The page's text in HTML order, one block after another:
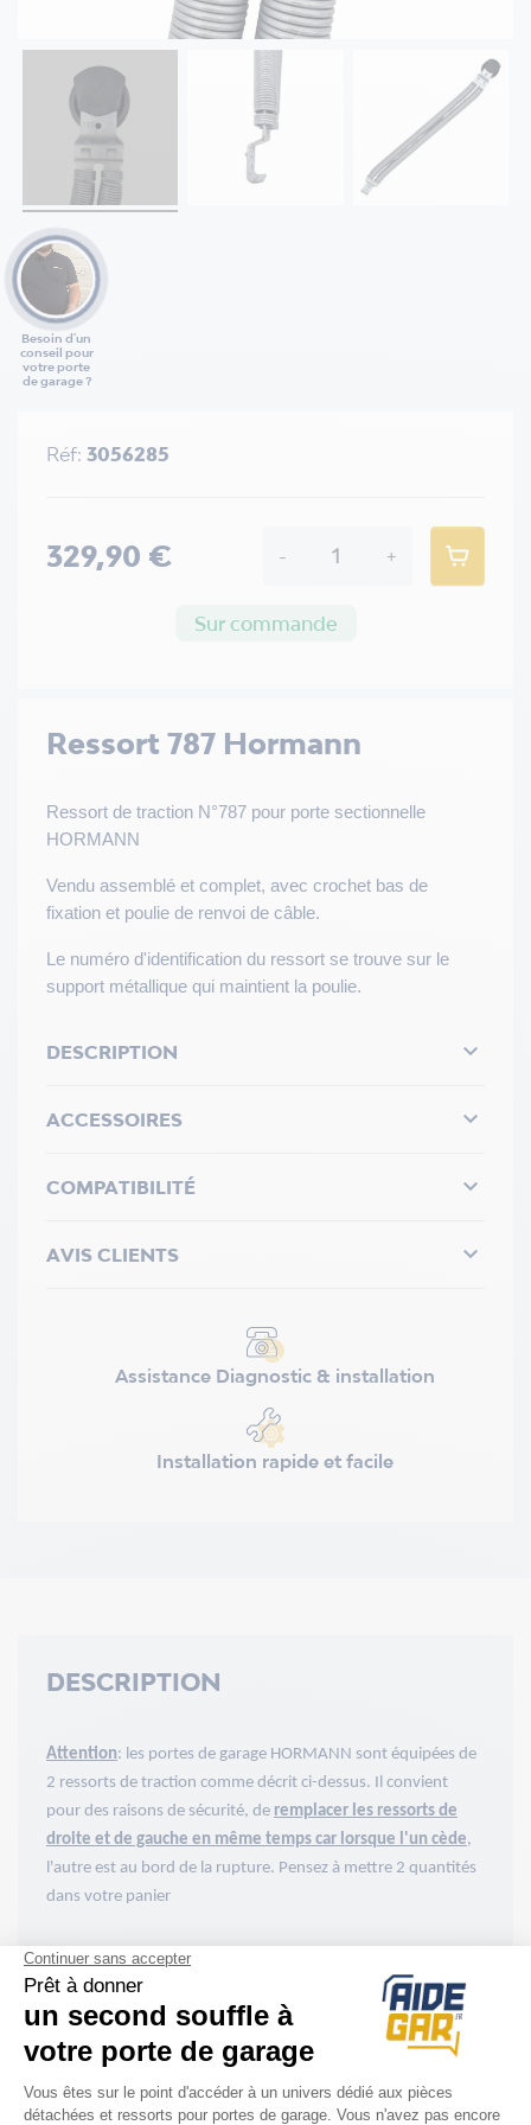
Besoin d'un
conseil pour
votre porte
de garage ?
Ressort 787 Hormann
Ressort de traction N°787 pour porte sectionnelle
HORMANN
Vendu assemblé et complet, avec crochet bas de
fixation et poulie de renvoi de câble.
Le numéro d'identification du ressort se trouve sur le
support métallique qui maintient la poulie.
DESCRIPTION 
ACCESSOIRES 
COMPATIBILITÉ 
AVIS CLIENTS 
Assistance Diagnostic & installation
Installation rapide et facile
Réf: 3056285
329,90 € - +
Sur commande
DESCRIPTION
Attention: les portes de garage HORMANN sont équipées de
2 ressorts de traction comme décrit ci-dessus. Il convient
pour des raisons de sécurité, de remplacer les ressorts de
droite et de gauche en même temps car lorsque l'un cède,
l'autre est au bord de la rupture. Pensez à mettre 2 quantités
dans votre panier